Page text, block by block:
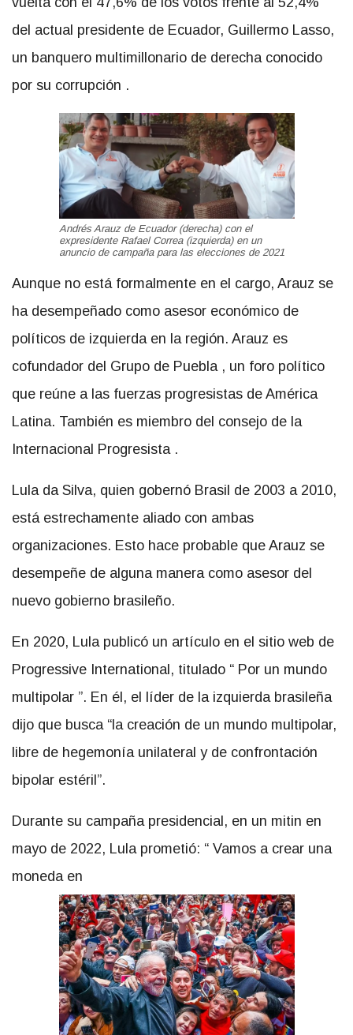
del actual presidente de Ecuador, Guillermo Lasso,
un banquero multimillonario de derecha conocido
por su corrupción .
Andrés Arauz de Ecuador (derecha) con el
expresidente Rafael Correa (izquierda) en un
anuncio de campaña para las elecciones de 2021
Aunque no está formalmente en el cargo, Arauz se
ha desempeñado como asesor económico de
políticos de izquierda en la región. Arauz es
cofundador del Grupo de Puebla , un foro político
que reúne a las fuerzas progresistas de América
Latina. También es miembro del consejo de la
Internacional Progresista .
Lula da Silva, quien gobernó Brasil de 2003 a 2010,
está estrechamente aliado con ambas
organizaciones. Esto hace probable que Arauz se
desempeñe de alguna manera como asesor del
nuevo gobierno brasileño.
En 2020, Lula publicó un artículo en el sitio web de
Progressive International, titulado “ Por un mundo
multipolar ”. En él, el líder de la izquierda brasileña
dijo que busca “la creación de un mundo multipolar,
libre de hegemonía unilateral y de confrontación
bipolar estéril”.
Durante su campaña presidencial, en un mitin en
mayo de 2022, Lula prometió: “ Vamos a crear una
moneda en